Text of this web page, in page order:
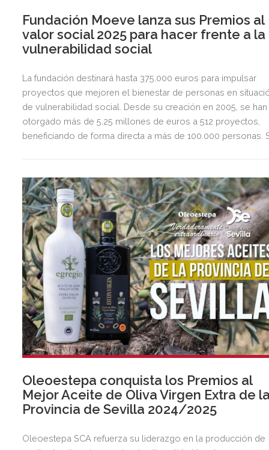
Fundación Moeve lanza sus Premios al
valor social 2025 para hacer frente a la
vulnerabilidad social
La fundación destinará hasta 375.000 euros para impulsar
proyectos que mejoren el bienestar de personas en
de vulnerabilidad social. Desde su creación en 2005, se han
otorgado más de 5,25 millones de euros a 512 proyectos,
beneficiando de forma directa a más de 100.000 personas.
que se dirigen, en línea con el compromiso de fundación
Moeve con la transición ecológica justa.
Oleoestepa conquista los Premios al
Mejor Aceite de Oliva Virgen Extra de
Provincia de Sevilla 2024/2025
Oleoestepa SCA refuerza su liderazgo en la producción de